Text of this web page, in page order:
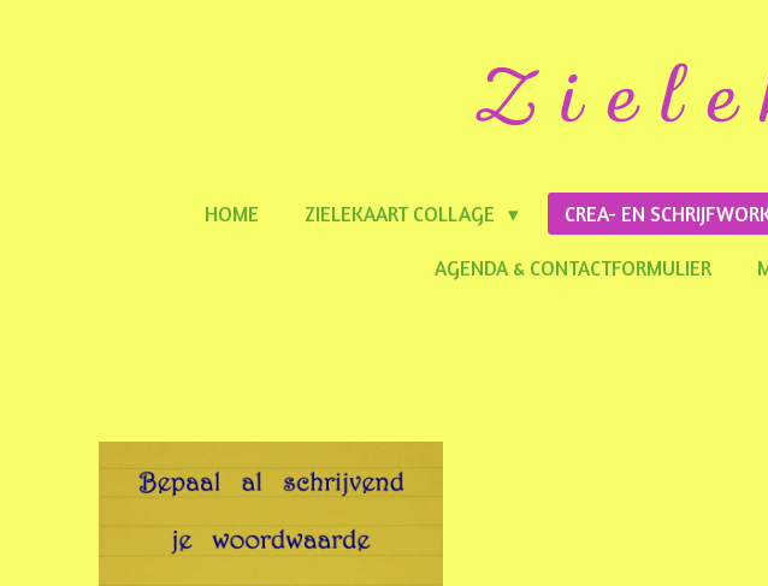
Z i e l e
HOME ZIELEKAART COLLAGE CREA- EN
AGENDA & CONTACTFORMULIER